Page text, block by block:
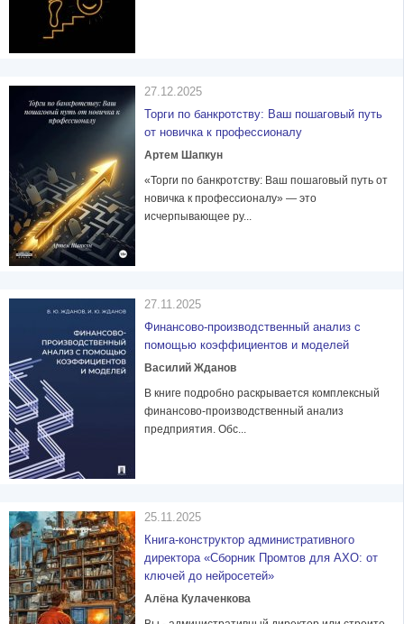
27.12.2025
Торги по банкротству: Ваш пошаговый путь
от новичка к профессионалу
Артем Шапкун
«Торги по банкротству: Ваш пошаговый путь от
новичка к профессионалу» — это
исчерпывающее ру...
27.11.2025
Финансово-производственный анализ с
помощью коэффициентов и моделей
Василий Жданов
В книге подробно раскрывается комплексный
финансово-производственный анализ
предприятия. Обс...
25.11.2025
Книга-конструктор административного
директора «Сборник Промтов для АХО: от
ключей до нейросетей»
Алёна Кулаченкова